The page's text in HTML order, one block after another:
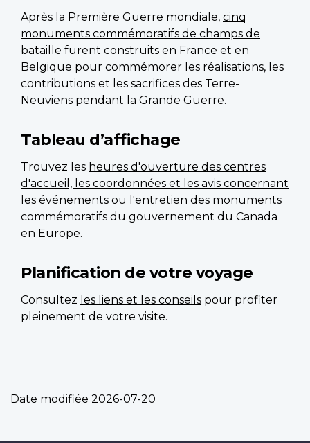
Après la Première Guerre mondiale, cinq
monuments commémoratifs de champs de
bataille furent construits en France et en
Belgique pour commémorer les réalisations, les
contributions et les sacrifices des Terre-
Neuviens pendant la Grande Guerre.
Tableau d’affichage
Trouvez les heures d'ouverture des centres
d'accueil, les coordonnées et les avis concernant
les événements ou l'entretien des monuments
commémoratifs du gouvernement du Canada
en Europe.
Planification de votre voyage
Consultez les liens et les conseils pour profiter
pleinement de votre visite.
Date modifiée 2026-07-20